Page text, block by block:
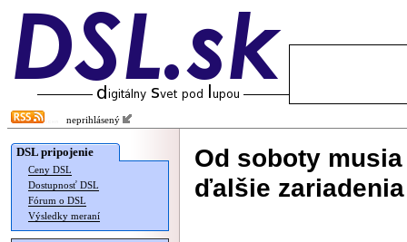
neprihlásený
DSL pripojenie
Ceny DSL
Dostupnosť DSL
Fórum o DSL
Výsledky meraní
Od soboty
ďalšie